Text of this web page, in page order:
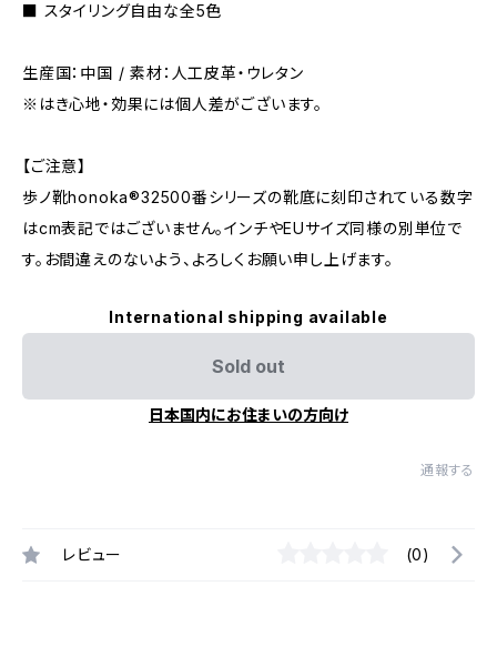
■ スタイリング自由な全5色
生産国：中国 / 素材：人工皮革・ウレタン
※はき心地・効果には個人差がございます。
【ご注意】
歩ノ靴honoka®32500番シリーズの靴底に刻印されている数字
はcm表記ではございません。インチやEUサイズ同様の別単位で
す。お間違えのないよう、よろしくお願い申し上げます。
International shipping available
Sold out
日本国内にお住まいの方向け
通報する
レビュー (0)